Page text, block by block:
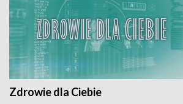
Zdrowie dla Ciebie